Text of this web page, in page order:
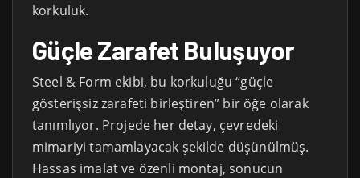
korkuluk.
Güçle Zarafet Buluşuyor
Steel & Form ekibi, bu korkuluğu “güçle
gösterişsiz zarafeti birleştiren” bir öğe olarak
tanımlıyor. Projede her detay, çevredeki
mimariyi tamamlayacak şekilde düşünülmüş.
Hassas imalat ve özenli montaj, sonucun